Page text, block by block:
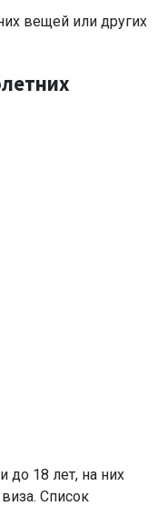
вещей или других
до 18 лет, на них
Список